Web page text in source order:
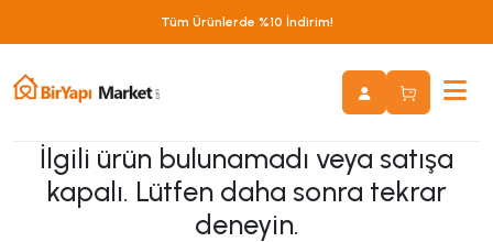
Tüm Ürünlerde %10 İndirim!
İlgili ürün bulunamadı veya satışa
kapalı. Lütfen daha sonra tekrar
deneyin.